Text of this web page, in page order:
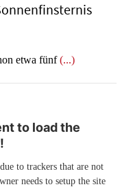
etwa fünf(...)
to load the
to trackers that are not
needs to setup the site